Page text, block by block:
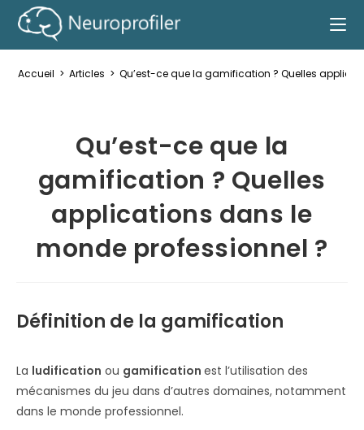
Accueil > Articles > Qu’est-ce que la gamification ? Quelles
Qu’est-ce que la
gamification ? Quelles
applications dans le
monde professionnel ?
Définition de la gamification
La ludification ou gamification est l’utilisation des
mécanismes du jeu dans d’autres domaines, notamment
dans le monde professionnel.